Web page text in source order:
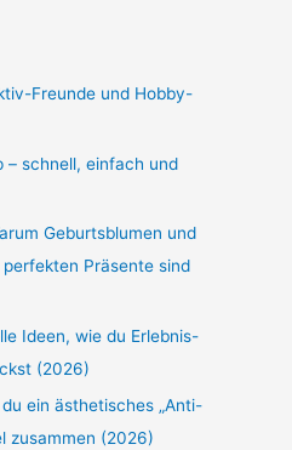
Freunde und Hobby-
– schnell, einfach und
Geburtsblumen und
Präsente sind
Ideen, wie du Erlebnis-
(2026)
ein ästhetisches „Anti-
zusammen (2026)